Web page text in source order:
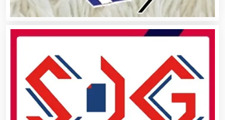
Asesoría Fiscal
Asilos
Asociaciones Civiles